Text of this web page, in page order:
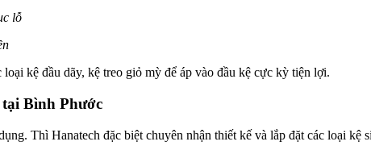
lỗ
kệ đầu dãy, kệ treo giỏ mỳ để áp vào đầu kệ cực kỳ tiện lợi.
Bình Phước
Thì Hanatech đặc biệt chuyên nhận thiết kế và lắp đặt các loại